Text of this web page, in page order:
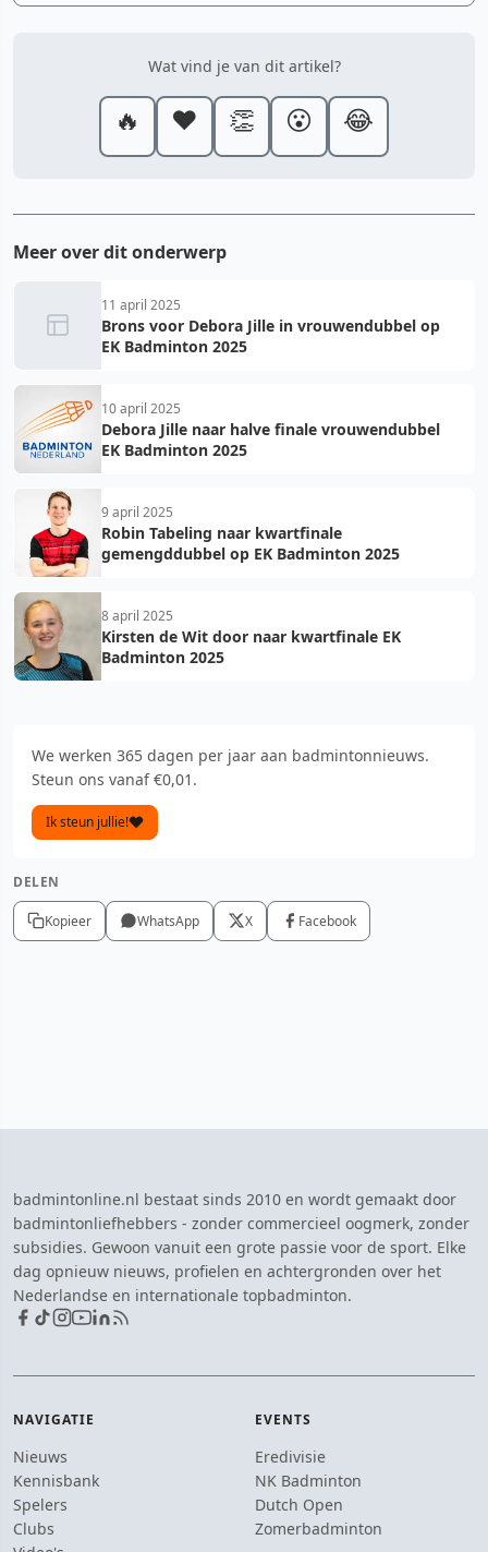
Wat vind je van dit artikel?
🔥 ❤️ 👏 😮 😂
Meer over dit onderwerp
11 april 2025
Brons voor Debora Jille in vrouwendubbel op
EK Badminton 2025
10 april 2025
Debora Jille naar halve finale vrouwendubbel
EK Badminton 2025
9 april 2025
Robin Tabeling naar kwartfinale
gemengddubbel op EK Badminton 2025
8 april 2025
Kirsten de Wit door naar kwartfinale EK
Badminton 2025
We werken 365 dagen per jaar aan badmintonnieuws.
Steun ons vanaf €0,01.
Ik steun jullie!
DELEN
Kopieer WhatsApp X Facebook
badmintonline.nl bestaat sinds 2010 en wordt gemaakt door
badmintonliefhebbers - zonder commercieel oogmerk, zonder
subsidies. Gewoon vanuit een grote passie voor de sport. Elke
dag opnieuw nieuws, profielen en achtergronden over het
Nederlandse en internationale topbadminton.
NAVIGATIE
Nieuws
Kennisbank
Spelers
Clubs
EVENTS
Eredivisie
NK Badminton
Dutch Open
Zomerbadminton